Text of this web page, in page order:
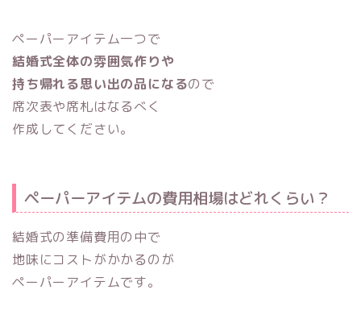
ペーパーアイテム一つで
結婚式全体の雰囲気作りや
持ち帰れる思い出の品になるので
席次表や席札はなるべく
作成してください。
ペーパーアイテムの費用相場はどれくらい？
結婚式の準備費用の中で
地味にコストがかかるのが
ペーパーアイテムです。